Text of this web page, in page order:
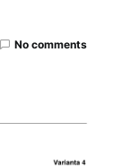
No comments